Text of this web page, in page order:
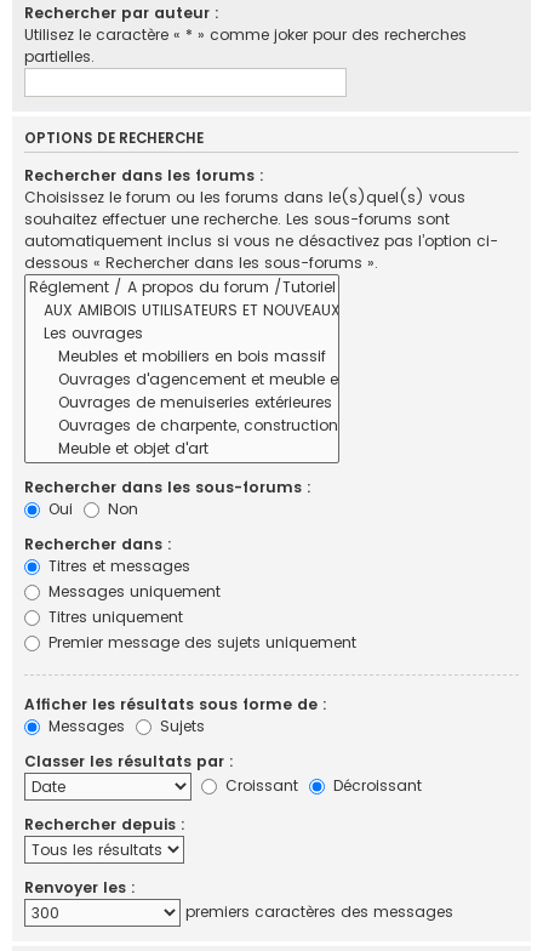
Rechercher par auteur :
Utilisez le caractère « * » comme joker pour des recherches
partielles.
OPTIONS DE RECHERCHE
Rechercher dans les forums :
Choisissez le forum ou les forums dans le(s)quel(s) vous
souhaitez effectuer une recherche. Les sous-forums sont
automatiquement inclus si vous ne désactivez pas l’option ci-
dessous « Rechercher dans les sous-forums ».
Rechercher dans les sous-forums :
Oui
Non
Rechercher dans :
Titres et messages
Messages uniquement
Titres uniquement
Premier message des sujets uniquement
Afficher les résultats sous forme de :
Messages
Sujets
Classer les résultats par :
Croissant
Décroissant
Rechercher depuis :
Renvoyer les :
premiers caractères des messages